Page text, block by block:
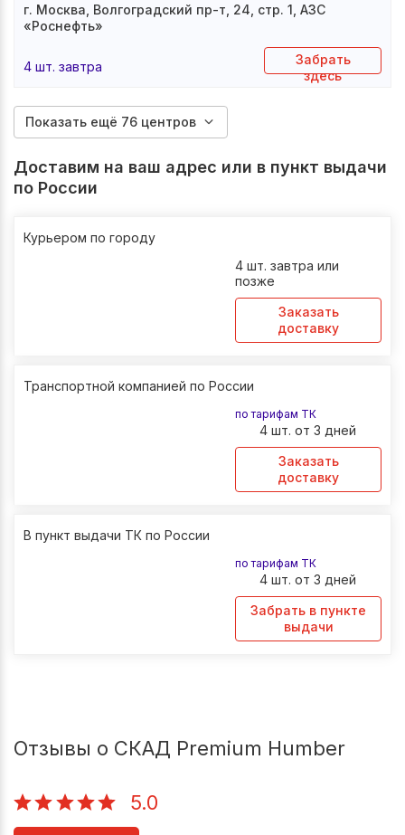
г. Москва, Волгоградский пр-т, 24, стр. 1, АЗС
«Роснефть»
4 шт. завтра
Забрать
здесь
Показать ещё 76 центров
Доставим на ваш адрес или в пункт выдачи
по России
Курьером по городу
4 шт. завтра или
позже
Заказать
доставку
Транспортной компанией по России
по тарифам ТК
4 шт. от 3 дней
Заказать
доставку
В пункт выдачи ТК по России
по тарифам ТК
4 шт. от 3 дней
Забрать в пункте
выдачи
Отзывы о СКАД Premium Humber
5.0